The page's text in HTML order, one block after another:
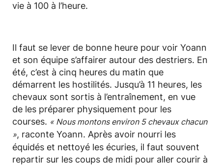
vie à 100 à l’heure.
Il faut se lever de bonne heure pour voir Yoann
et son équipe s’affairer autour des destriers. En
été, c’est à cinq heures du matin que
démarrent les hostilités. Jusqu’à 11 heures, les
chevaux sont sortis à l’entraînement, en vue
de les préparer physiquement pour les
courses. « Nous montons environ 5 chevaux chacun
», raconte Yoann. Après avoir nourri les
équidés et nettoyé les écuries, il faut souvent
repartir sur les coups de midi pour aller courir à